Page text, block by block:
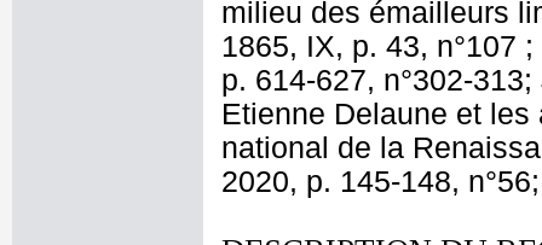
milieu des émailleurs
1865, IX, p. 43, n°107
p. 614-627, n°302-
Etienne Delaune et
national de la
2020, p. 145-148, n°56;